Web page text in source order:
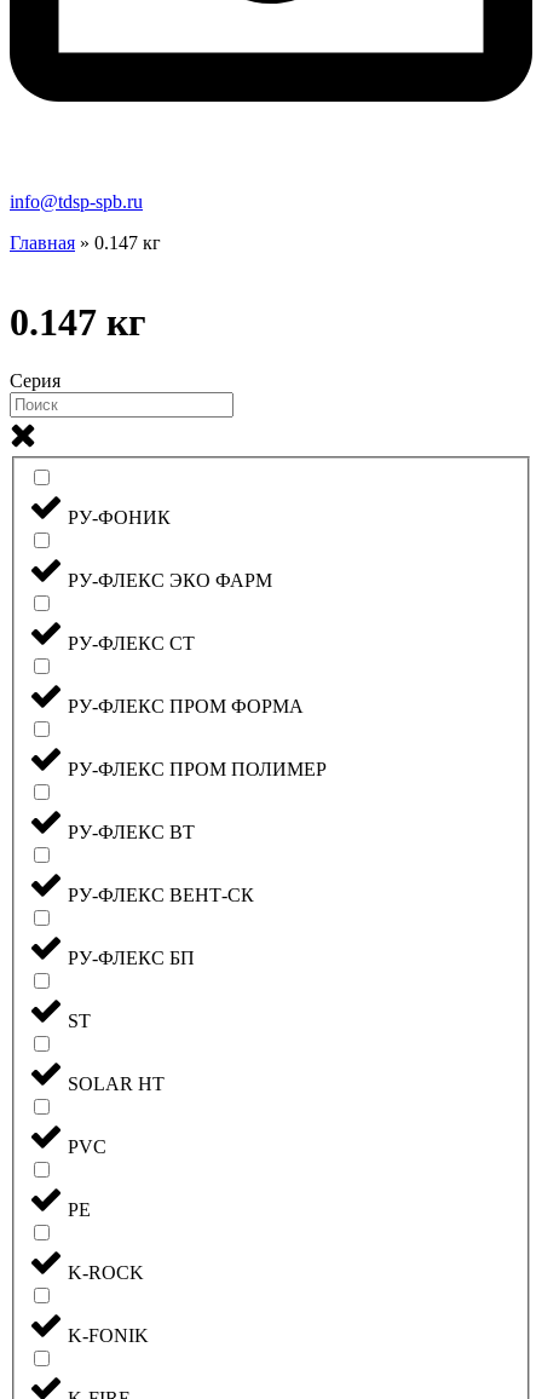
info@tdsp-spb.ru
Главная » 0.147 кг
0.147 кг
Серия
РУ-ФОНИК
РУ-ФЛЕКС ЭКО ФАРМ
РУ-ФЛЕКС СТ
РУ-ФЛЕКС ПРОМ ФОРМА
РУ-ФЛЕКС ПРОМ ПОЛИМЕР
РУ-ФЛЕКС ВТ
РУ-ФЛЕКС ВЕНТ-СК
РУ-ФЛЕКС БП
ST
SOLAR HT
PVC
PE
K-ROCK
K-FONIK